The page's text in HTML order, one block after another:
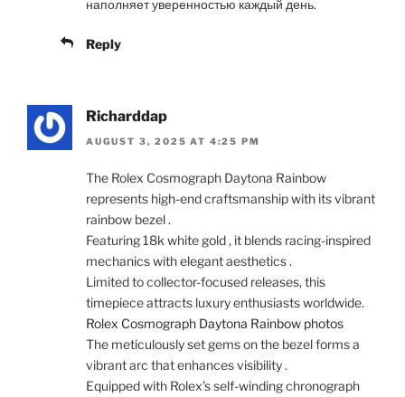
наполняет уверенностью каждый день.
Reply
Richarddap
AUGUST 3, 2025 AT 4:25 PM
The Rolex Cosmograph Daytona Rainbow
represents high-end craftsmanship with its vibrant
rainbow bezel .
Featuring 18k white gold , it blends racing-inspired
mechanics with elegant aesthetics .
Limited to collector-focused releases, this
timepiece attracts luxury enthusiasts worldwide.
Rolex Cosmograph Daytona Rainbow photos
The meticulously set gems on the bezel forms a
vibrant arc that enhances visibility .
Equipped with Rolex’s self-winding chronograph